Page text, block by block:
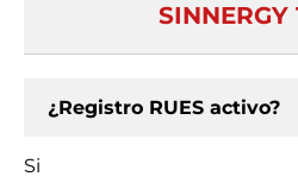
SINNERGY
¿Registro RUES activo?
Si